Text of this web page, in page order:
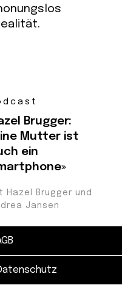
Brugger:
Mutter ist
ein
Hazel Brugger und
Jansen